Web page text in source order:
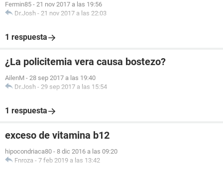
Fermin85 - 21 nov 2017 a las 19:56
Dr.Josh - 21 nov 2017 a las 22:03
1 respuesta
¿La policitemia vera causa bostezo?
AilenM - 28 sep 2017 a las 19:40
Dr.Josh - 29 sep 2017 a las 15:54
1 respuesta
exceso de vitamina b12
hipocondriaca80 - 8 dic 2016 a las 09:20
Fnroza - 7 feb 2019 a las 13:42